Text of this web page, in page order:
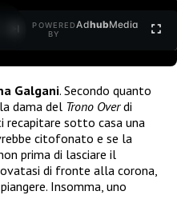
POWERED
BY
AdhubMedia
Galgani. Secondo quanto
dama del Trono Overdi
sotto casa una
citofonato e se la
prima di lasciare il
di fronte alla corona,
Insomma, uno